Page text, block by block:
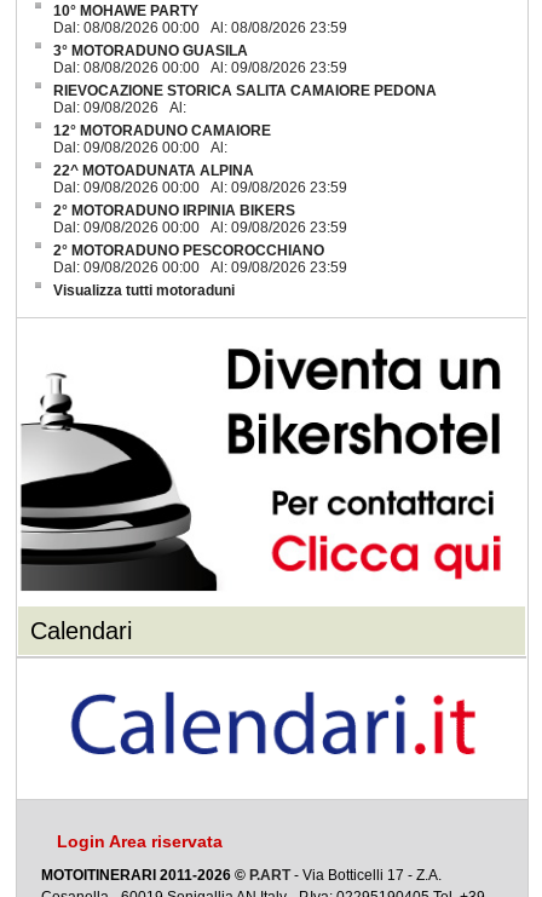
10° MOHAWE PARTY
Dal: 08/08/2026 00:00 Al: 08/08/2026 23:59
3° MOTORADUNO GUASILA
Dal: 08/08/2026 00:00 Al: 09/08/2026 23:59
RIEVOCAZIONE STORICA SALITA CAMAIORE PEDONA
Dal: 09/08/2026 Al:
12° MOTORADUNO CAMAIORE
Dal: 09/08/2026 00:00 Al:
22^ MOTOADUNATA ALPINA
Dal: 09/08/2026 00:00 Al: 09/08/2026 23:59
2° MOTORADUNO IRPINIA BIKERS
Dal: 09/08/2026 00:00 Al: 09/08/2026 23:59
2° MOTORADUNO PESCOROCCHIANO
Dal: 09/08/2026 00:00 Al: 09/08/2026 23:59
Visualizza tutti motoraduni
Calendari
Login Area riservata
MOTOITINERARI 2011-2026 © P.ART- Via Botticelli 17 - Z.A.